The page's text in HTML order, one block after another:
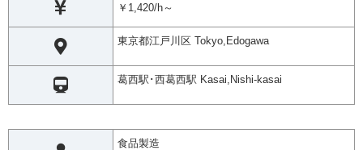
￥1,420/h～
東京都江戸川区 Tokyo,Edogawa
葛西駅･西葛西駅 Kasai,Nishi-kasai
食品製造